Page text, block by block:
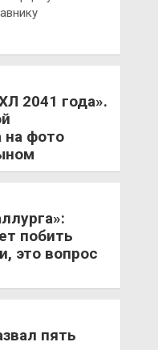
2041 года».
на фото
побить
это вопрос
пять